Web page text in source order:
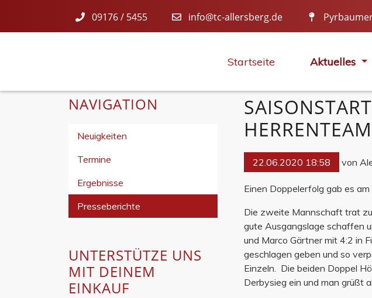
09176 / 5455 info@tc-allersberg.de
Startseite Aktuelles
IN
22.06.2020 18:58 von
Einen Doppelerfolg gab es
Die zweite Mannschaft trat
gute Ausgangslage schaffen
und Marco Gärtner mit 4:2 in
geschlagen geben und so
Einzeln. Die beiden Doppel
Derbysieg ein und man grüßt
NAVIGATION
Neuigkeiten
Termine
Ergebnisse
Presseberichte
UNTERSTÜTZE UNS
MIT DEINEM
EINKAUF